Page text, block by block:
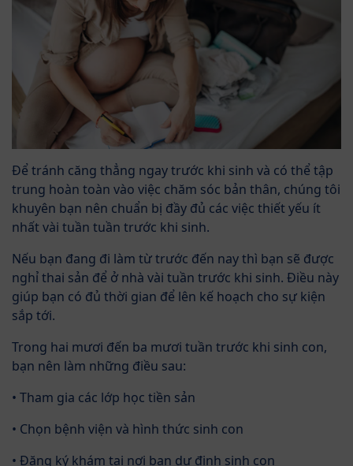
Để tránh căng thẳng ngay trước khi sinh và có thể tập
trung hoàn toàn vào việc chăm sóc bản thân, chúng tôi
khuyên bạn nên chuẩn bị đầy đủ các việc thiết yếu ít
nhất vài tuần tuần trước khi sinh.
Nếu bạn đang đi làm từ trước đến nay thì bạn sẽ được
nghỉ thai sản để ở nhà vài tuần trước khi sinh. Điều này
giúp bạn có đủ thời gian để lên kế hoạch cho sự kiện
sắp tới.
Trong hai mươi đến ba mươi tuần trước khi sinh con,
bạn nên làm những điều sau:
• Tham gia các lớp học tiền sản
• Chọn bệnh viện và hình thức sinh con
• Đăng ký khám tại nơi bạn dự định sinh con